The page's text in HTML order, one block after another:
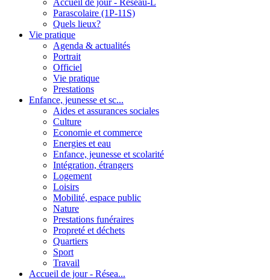
Parascolaire (1P-11S)
Quels lieux?
Vie pratique
Agenda & actualités
Portrait
Officiel
Vie pratique
Prestations
Enfance, jeunesse et sc...
Aides et assurances sociales
Culture
Economie et commerce
Energies et eau
Enfance, jeunesse et scolarité
Intégration, étrangers
Logement
Loisirs
Mobilité, espace public
Nature
Prestations funéraires
Propreté et déchets
Quartiers
Sport
Travail
Accueil de jour - Résea...